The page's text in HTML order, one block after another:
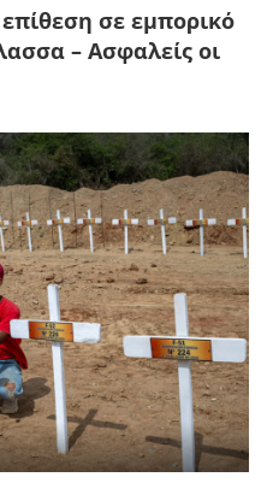
σε εμπορικό
– Ασφαλείς οι